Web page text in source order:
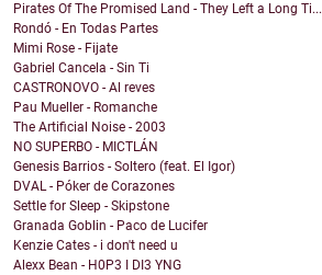
Pirates Of The Promised Land - They Left a Long Ti...
Rondó - En Todas Partes
Mimi Rose - Fijate
Gabriel Cancela - Sin Ti
CASTRONOVO - Al reves
Pau Mueller - Romanche
The Artificial Noise - 2003
NO SUPERBO - MICTLÁN
Genesis Barrios - Soltero (feat. El Igor)
DVAL - Póker de Corazones
Settle for Sleep - Skipstone
Granada Goblin - Paco de Lucifer
Kenzie Cates - i don't need u
Alexx Bean - H0P3 I DI3 YNG